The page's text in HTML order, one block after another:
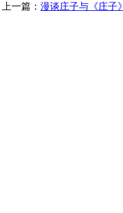
上一篇： 漫谈庄子与《庄子》